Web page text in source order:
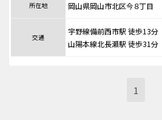
所在地 岡山県岡山市北区今８丁目
交通
宇野線備前西市駅 徒歩13分
山陽本線北長瀬駅 徒歩31分
1